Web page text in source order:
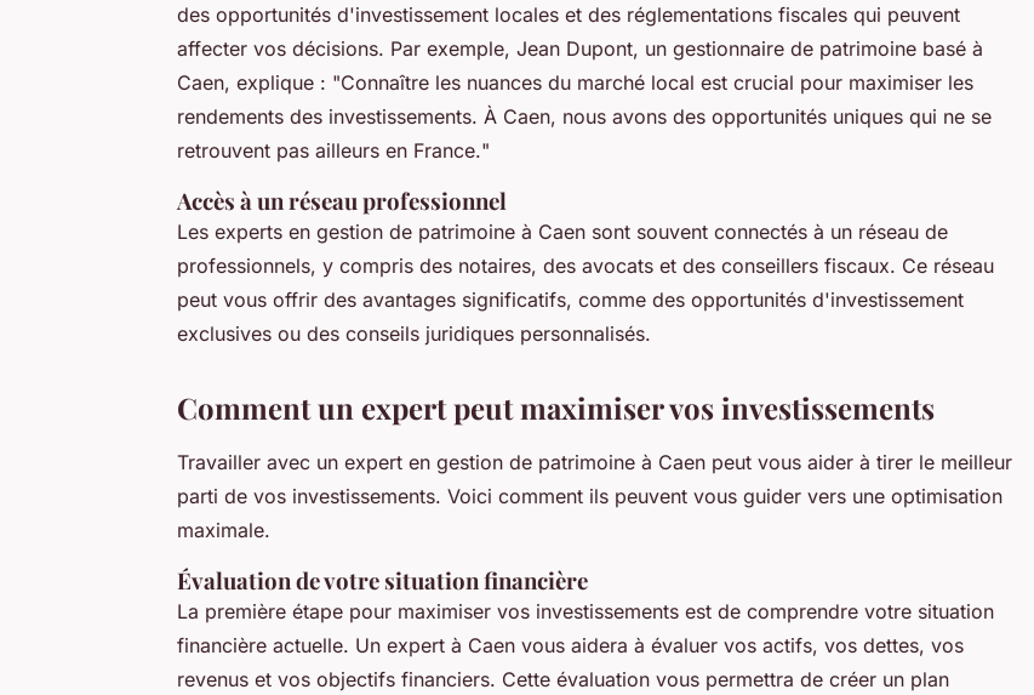
des opportunités d'investissement locales et des réglementations fiscales qui peuvent
affecter vos décisions. Par exemple, Jean Dupont, un gestionnaire de patrimoine basé à
Caen, explique : "Connaître les nuances du marché local est crucial pour maximiser les
rendements des investissements. À Caen, nous avons des opportunités uniques qui ne se
retrouvent pas ailleurs en France."
Accès à un réseau professionnel
Les experts en gestion de patrimoine à Caen sont souvent connectés à un réseau de
professionnels, y compris des notaires, des avocats et des conseillers fiscaux. Ce réseau
peut vous offrir des avantages significatifs, comme des opportunités d'investissement
exclusives ou des conseils juridiques personnalisés.
Comment un expert peut maximiser vos investissements
Travailler avec un expert en gestion de patrimoine à Caen peut vous aider à tirer le meilleur
parti de vos investissements. Voici comment ils peuvent vous guider vers une optimisation
maximale.
Évaluation de votre situation financière
La première étape pour maximiser vos investissements est de comprendre votre situation
financière actuelle. Un expert à Caen vous aidera à évaluer vos actifs, vos dettes, vos
revenus et vos objectifs financiers. Cette évaluation vous permettra de créer un plan